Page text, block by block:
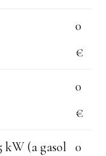
0
€
0
€
kW (a gasol 0